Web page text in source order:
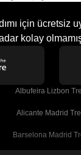
için ücretsiz
kolay
Albufeira Lizbon
Alicante Madrid
Barselona Madrid